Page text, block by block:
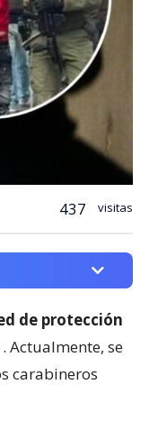
437 visitas
de protección
. Actualmente, se
carabineros